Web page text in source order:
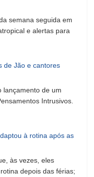
semana seguida em
e alertas para
de Jão e cantores
lançamento de um
Intrusivos.
à rotina após as
às vezes, eles
depois das férias;